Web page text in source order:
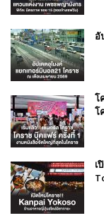
อั
โ
โ
เ